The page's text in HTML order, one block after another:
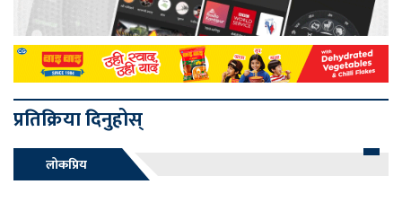
प्रतिक्रिया दिनुहोस्
लोकप्रिय